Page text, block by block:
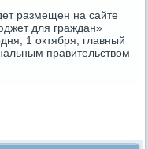
размещен на сайте
для граждан»
1 октября, главный
правительством